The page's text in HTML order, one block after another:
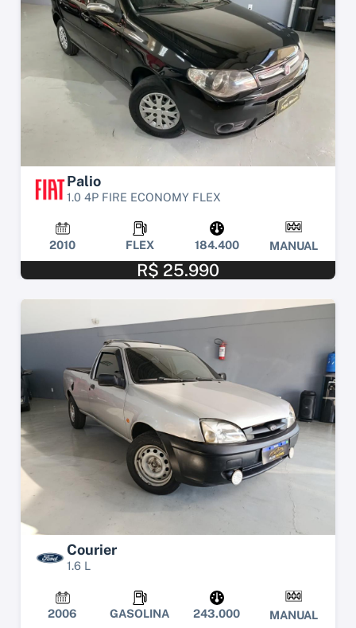
Palio
1.0 4P FIRE ECONOMY FLEX
2010 FLEX 184.400 MANUAL
R$ 25.990
Courier
1.6 L
2006 GASOLINA 243.000 MANUAL